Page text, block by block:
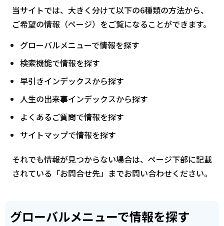
当サイトでは、大きく分けて以下の6種類の方法から、
ご希望の情報（ページ）をご覧になることができます。
グローバルメニューで情報を探す
検索機能で情報を探す
早引きインデックスから探す
人生の出来事インデックスから探す
よくあるご質問で情報を探す
サイトマップで情報を探す
それでも情報が見つからない場合は、ページ下部に記載
されている「お問合せ先」までお問い合わせください。
グローバルメニューで情報を探す